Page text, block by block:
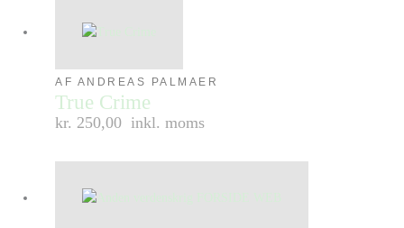
AF ANDREAS PALMAER
True Crime
kr. 250,00 inkl. moms